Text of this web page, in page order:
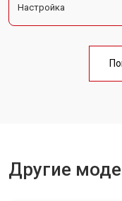
Настройка
Другие